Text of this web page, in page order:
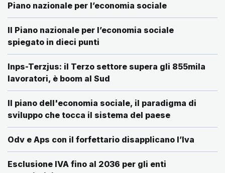
Piano nazionale per l’economia sociale
Il Piano nazionale per l’economia sociale
spiegato in dieci punti
Inps-Terzjus: il Terzo settore supera gli 855mila
lavoratori, è boom al Sud
Il piano dell'economia sociale, il paradigma di
sviluppo che tocca il sistema del paese
Odv e Aps con il forfettario disapplicano l’Iva
Esclusione IVA fino al 2036 per gli enti